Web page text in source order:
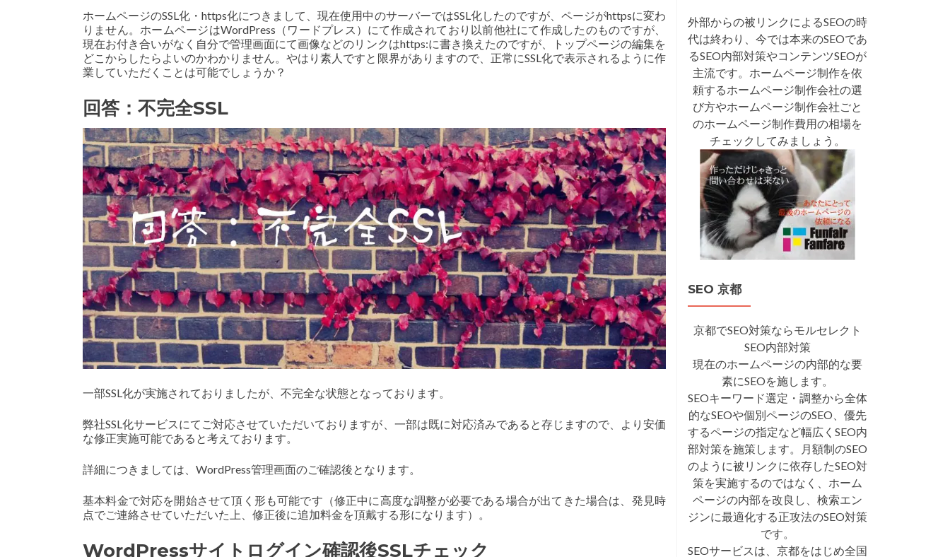
ホームページのSSL化・https化につきまして、現在使用中のサーバーではSSL化したのですが、ページがhttpsに変わ
りません。ホームページはWordPress（ワードプレス）にて作成されており以前他社にて作成したのものですが、
現在お付き合いがなく自分で管理画面にて画像などのリンクはhttps:に書き換えたのですが、トップページの編集を
どこからしたらよいのかわかりません。やはり素人ですと限界がありますので、正常にSSL化で表示されるように作
業していただくことは可能でしょうか？
回答：不完全SSL
一部SSL化が実施されておりましたが、不完全な状態となっております。
弊社SSL化サービスにてご対応させていただいておりますが、一部は既に対応済みであると存じますので、より安価
な修正実施可能であると考えております。
詳細につきましては、WordPress管理画面のご確認後となります。
基本料金で対応を開始させて頂く形も可能です（修正中に高度な調整が必要である場合が出てきた場合は、発見時
点でご連絡させていただいた上、修正後に追加料金を頂戴する形になります）。
WordPressサイトログイン確認後SSLチェック
外部からの被リンクによるSEOの時
代は終わり、今では本来のSEOであ
るSEO内部対策やコンテンツSEOが
主流です。ホームページ制作を依
頼するホームページ制作会社の選
び方やホームページ制作会社ごと
のホームページ制作費用の相場を
チェックしてみましょう。
SEO 京都
京都でSEO対策ならモルセレクト
SEO内部対策
現在のホームページの内部的な要
素にSEOを施します。
SEOキーワード選定・調整から全体
的なSEOや個別ページのSEO、優先
するページの指定など幅広くSEO内
部対策を施策します。月額制のSEO
のように被リンクに依存したSEO対
策を実施するのではなく、ホーム
ページの内部を改良し、検索エン
ジンに最適化する正攻法のSEO対策
です。
SEOサービスは、京都をはじめ全国